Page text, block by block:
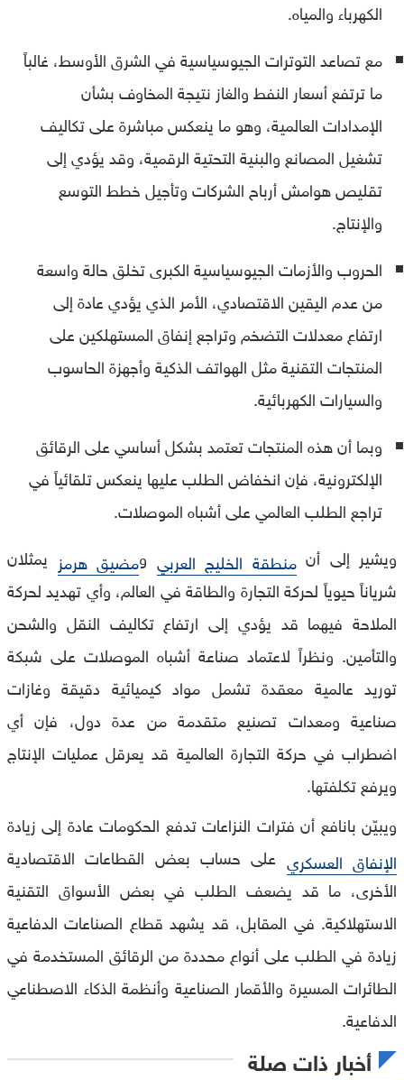
الكهرباء والمياه.
مع تصاعد التوترات الجيوسياسية في الشرق الأوسط، غالباً
ما ترتفع أسعار النفط والغاز نتيجة المخاوف بشأن
الإمدادات العالمية، وهو ما ينعكس مباشرة على تكاليف
تشغيل المصانع والبنية التحتية الرقمية، وقد يؤدي إلى
تقليص هوامش أرباح الشركات وتأجيل خطط التوسع
والإنتاج.
الحروب والأزمات الجيوسياسية الكبرى تخلق حالة واسعة
من عدم اليقين الاقتصادي، الأمر الذي يؤدي عادة إلى
ارتفاع معدلات التضخم وتراجع إنفاق المستهلكين على
المنتجات التقنية مثل الهواتف الذكية وأجهزة الحاسوب
والسيارات الكهربائية.
وبما أن هذه المنتجات تعتمد بشكل أساسي على الرقائق
الإلكترونية، فإن انخفاض الطلب عليها ينعكس تلقائياً في
تراجع الطلب العالمي على أشباه الموصلات.
ويشير إلى أن منطقة الخليج العربي ومضيق هرمز يمثلان
شرياناً حيوياً لحركة التجارة والطاقة في العالم، وأي تهديد لحركة
الملاحة فيهما قد يؤدي إلى ارتفاع تكاليف النقل والشحن
والتأمين. ونظراً لاعتماد صناعة أشباه الموصلات على شبكة
توريد عالمية معقدة تشمل مواد كيميائية دقيقة وغازات
صناعية ومعدات تصنيع متقدمة من عدة دول، فإن أي
اضطراب في حركة التجارة العالمية قد يعرقل عمليات الإنتاج
ويرفع تكلفتها.
ويبيّن بانافع أن فترات النزاعات تدفع الحكومات عادة إلى زيادة
الإنفاق العسكري على حساب بعض القطاعات الاقتصادية
الأخرى، ما قد يضعف الطلب في بعض الأسواق التقنية
الاستهلاكية. في المقابل، قد يشهد قطاع الصناعات الدفاعية
زيادة في الطلب على أنواع محددة من الرقائق المستخدمة في
الطائرات المسيرة والأقمار الصناعية وأنظمة الذكاء الاصطناعي
الدفاعية.
أخبار ذات صلة